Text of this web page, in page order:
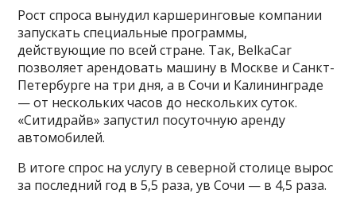
Рост спроса вынудил каршеринговые компании
запускать специальные программы,
действующие по всей стране. Так, BelkaCar
позволяет арендовать машину в Москве и Санкт-
Петербурге на три дня, а в Сочи и Калининграде
— от нескольких часов до нескольких суток.
«Ситидрайв» запустил посуточную аренду
автомобилей.
В итоге спрос на услугу в северной столице вырос
за последний год в 5,5 раза, ув Сочи — в 4,5 раза.